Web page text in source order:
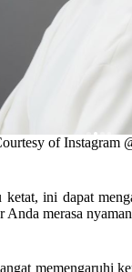
of Instagram
ini dapat
merasa
memengaruhi